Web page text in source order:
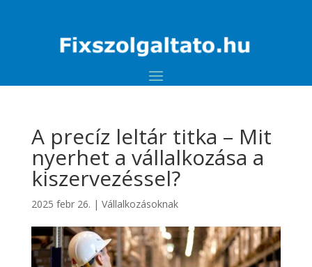
A precíz leltár titka – Mit
nyerhet a vállalkozása a
kiszervezéssel?
2025 febr 26. | Vállalkozásoknak